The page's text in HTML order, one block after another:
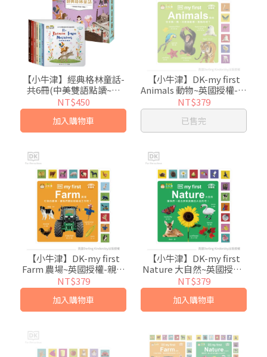
【小牛津】經典格林童話-
共6冊(中美雙語點讀~讓
你"聲"歷其境)
NT$450
加入購物車
【小牛津】DK-my first
Animals 動物~英國授權-親
子共讀幼幼認知書-中英點
讀
NT$379
已售完
【小牛津】DK-my first
Farm 農場~英國授權-親子
共讀幼幼認知書-中英點讀
NT$379
加入購物車
【小牛津】DK-my first
Nature 大自然~英國授權-
親子共讀幼幼認知書-中英
點讀
NT$379
加入購物車